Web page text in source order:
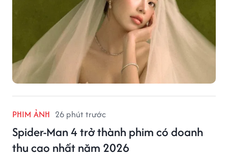
PHIM ẢNH 26 phút trước
Spider-Man 4 trở thành phim có doanh
thu cao nhất năm 2026